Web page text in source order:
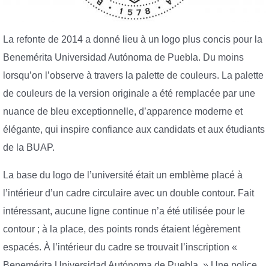
La refonte de 2014 a donné lieu à un logo plus concis pour la
Benemérita Universidad Autónoma de Puebla. Du moins
lorsqu’on l’observe à travers la palette de couleurs. La palette
de couleurs de la version originale a été remplacée par une
nuance de bleu exceptionnelle, d’apparence moderne et
élégante, qui inspire confiance aux candidats et aux étudiants
de la BUAP.
La base du logo de l’université était un emblème placé à
l’intérieur d’un cadre circulaire avec un double contour. Fait
intéressant, aucune ligne continue n’a été utilisée pour le
contour ; à la place, des points ronds étaient légèrement
espacés. À l’intérieur du cadre se trouvait l’inscription «